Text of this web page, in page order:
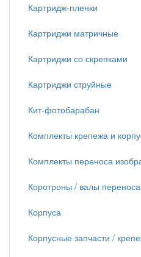
Картридж-пленки
Картриджи матричные
Картриджи со скрепками
Картриджи струйные
Кит-фотобарабан
Комплекты крепежа и
Комплекты переноса
Коротроны / валы переноса
Корпуса
Корпусные запчасти /